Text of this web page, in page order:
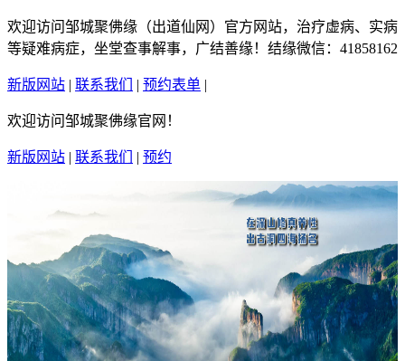
欢迎访问邹城聚佛缘（出道仙网）官方网站，治疗虚病、实病
等疑难病症，坐堂查事解事，广结善缘！结缘微信：41858162
新版网站 | 联系我们 | 预约表单 |
欢迎访问邹城聚佛缘官网！
新版网站 | 联系我们 | 预约